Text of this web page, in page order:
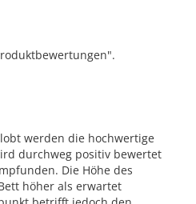
werden die hochwertige
durchweg positiv bewertet
Die Höhe des
höher als erwartet